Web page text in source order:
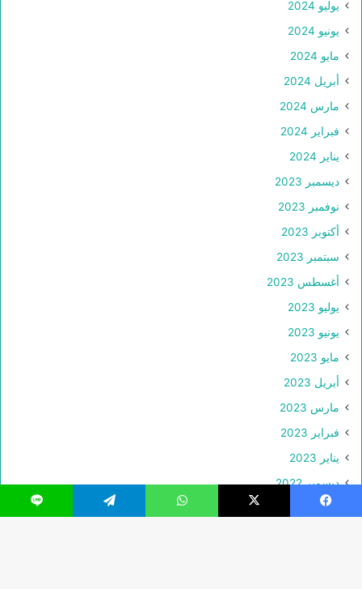
يوليو 2024
يونيو 2024
مايو 2024
أبريل 2024
مارس 2024
فبراير 2024
يناير 2024
ديسمبر 2023
نوفمبر 2023
أكتوبر 2023
سبتمبر 2023
أغسطس 2023
يوليو 2023
يونيو 2023
مايو 2023
أبريل 2023
مارس 2023
فبراير 2023
يناير 2023
ديسمبر 2022
نوفمبر 2022
فيسبوك ‫X واتساب تيلقرام لاين